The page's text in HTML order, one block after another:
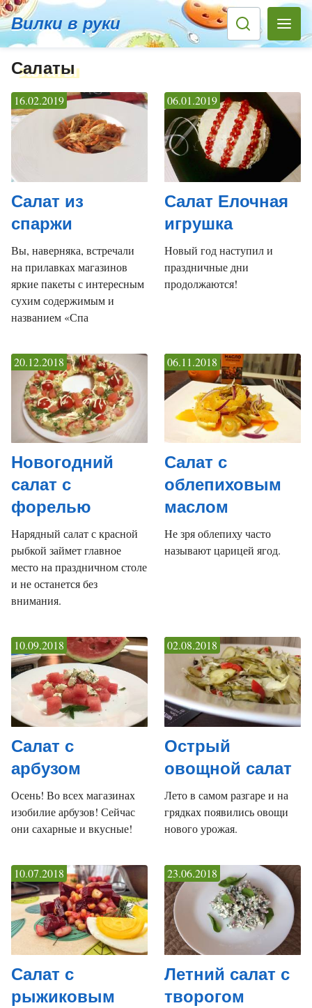
Вилки в руки
Салаты
Салат из
спаржи
16.02.2019
Вы, наверняка, встречали
на прилавках магазинов
яркие пакеты с интересным
сухим содержимым и
названием «Спа
Салат Елочная
игрушка
06.01.2019
Новый год наступил и
праздничные дни
продолжаются!
Новогодний
салат с
форелью
20.12.2018
Нарядный салат с красной
рыбкой займет главное
место на праздничном столе
и не останется без
внимания.
Салат с
облепиховым
маслом
06.11.2018
Не зря облепиху часто
называют царицей ягод.
Салат с
арбузом
10.09.2018
Осень! Во всех магазинах
изобилие арбузов! Сейчас
они сахарные и вкусные!
Острый
овощной салат
02.08.2018
Лето в самом разгаре и на
грядках появились овощи
нового урожая.
Салат с
рыжиковым
10.07.2018
Летний салат с
творогом
23.06.2018